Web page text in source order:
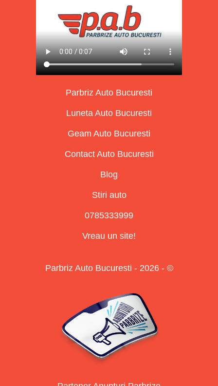
Parbriz Auto Bucuresti
Luneta Auto Bucuresti
Geam Auto Bucuresti
Contact Auto Bucuresti
Blog
Stiri auto
0785333999
Vreau un site!
Parbriz Auto Bucuresti - 2026 - ©